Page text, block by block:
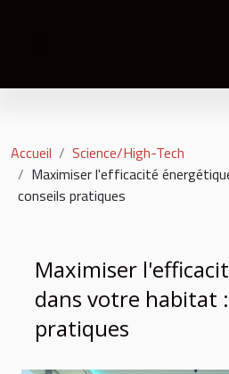
Accueil
Science/High-Tech
Maximiser l'efficacité
conseils pratiques
Maximiser
dans votre habitat
pratiques